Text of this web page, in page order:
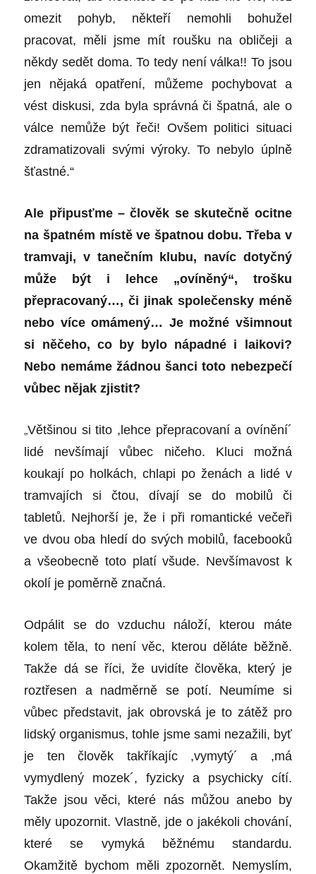
omezit pohyb, někteří nemohli bohužel
pracovat, měli jsme mít roušku na obličeji a
někdy sedět doma. To tedy není válka!! To jsou
jen nějaká opatření, můžeme pochybovat a
vést diskusi, zda byla správná či špatná, ale o
válce nemůže být řeči! Ovšem politici situaci
zdramatizovali svými výroky. To nebylo úplně
šťastné.“
Ale připusťme – člověk se skutečně ocitne
na špatném místě ve špatnou dobu. Třeba v
tramvaji, v tanečním klubu, navíc dotyčný
může být i lehce „ovíněný“, trošku
přepracovaný…, či jinak společensky méně
nebo více omámený… Je možné všimnout
si něčeho, co by bylo nápadné i laikovi?
Nebo nemáme žádnou šanci toto nebezpečí
vůbec nějak zjistit?
„Většinou si tito ,lehce přepracovaní a ovínění´
lidé nevšímají vůbec ničeho. Kluci možná
koukají po holkách, chlapi po ženách a lidé v
tramvajích si čtou, dívají se do mobilů či
tabletů. Nejhorší je, že i při romantické večeři
ve dvou oba hledí do svých mobilů, facebooků
a všeobecně toto platí všude. Nevšímavost k
okolí je poměrně značná.
Odpálit se do vzduchu náloží, kterou máte
kolem těla, to není věc, kterou děláte běžně.
Takže dá se říci, že uvidíte člověka, který je
roztřesen a nadměrně se potí. Neumíme si
vůbec představit, jak obrovská je to zátěž pro
lidský organismus, tohle jsme sami nezažili, byť
je ten člověk takříkajíc ,vymytý´ a ,má
vymydlený mozek´, fyzicky a psychicky cítí.
Takže jsou věci, které nás můžou anebo by
měly upozornit. Vlastně, jde o jakékoli chování,
které se vymyká běžnému standardu.
Okamžitě bychom měli zpozornět. Nemyslím,